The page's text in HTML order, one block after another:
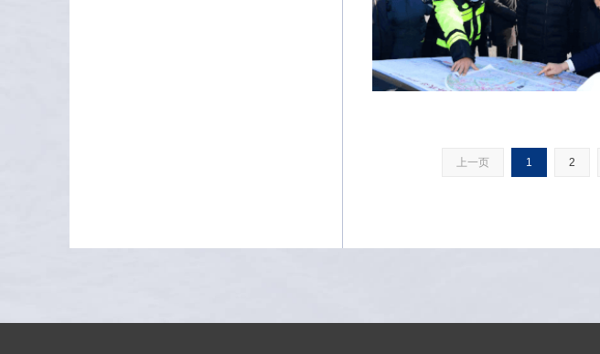
上一页 1 2